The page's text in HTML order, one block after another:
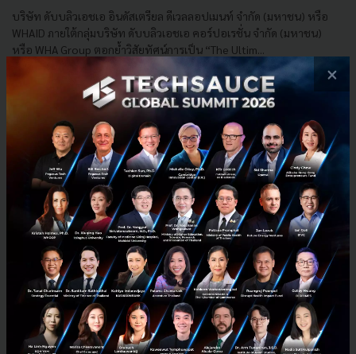
บริษัท ดับบลิวเอชเอ อินดัสเตรียล ดีเวลลอปเมนท์ จำกัด (มหาชน) หรือ
WHAID ภายใต้กลุ่มบริษัท ดับบลิวเอชเอ คอร์ปอเรชั่น จำกัด (มหาชน)
หรือ WHA Group ตอกย้ำวิสัยทัศน์การเป็น “The Ultim...
| By Techsauce Team
haier โรงงานอัจฉริยะ
E-mail :contact@techsauce.co
Tel : 02-001-5375
Mobile : 06-4658-9500
×